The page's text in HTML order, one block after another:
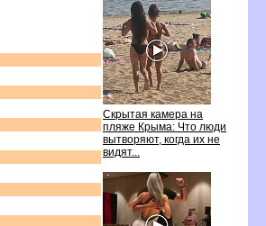
Скрытая камера на
пляже Крыма: Что люди
ытворяют, когда их не
идят...